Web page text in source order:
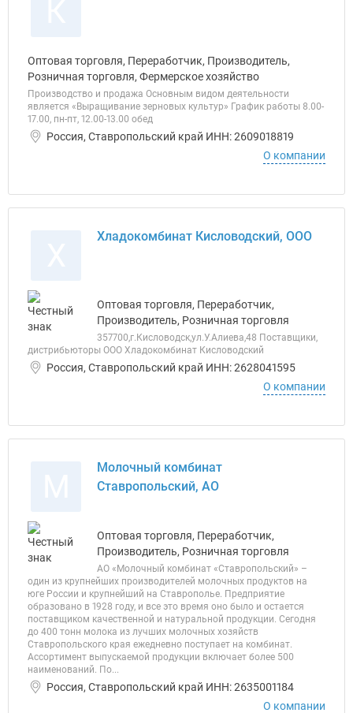
Оптовая торговля, Переработчик, Производитель,
Розничная торговля, Фермерское хозяйство
Производство и продажа Основным видом деятельности
является «Выращивание зерновых культур» График работы 8.00-
17.00, пн-пт, 12.00-13.00 обед
Россия, Ставропольский край ИНН: 2609018819
О компании
Хладокомбинат Кисловодский, ООО
Оптовая торговля, Переработчик,
Производитель, Розничная торговля
357700,г.Кисловодск,ул.У.Алиева,48 Поставщики,
дистрибьюторы ООО Хладокомбинат Кисловодский
Россия, Ставропольский край ИНН: 2628041595
О компании
Молочный комбинат
Ставропольский, АО
Оптовая торговля, Переработчик,
Производитель, Розничная торговля
АО «Молочный комбинат «Ставропольский» –
один из крупнейших производителей молочных продуктов на
юге России и крупнейший на Ставрополье. Предприятие
образовано в 1928 году, и все это время оно было и остается
поставщиком качественной и натуральной продукции. Сегодня
до 400 тонн молока из лучших молочных хозяйств
Ставропольского края ежедневно поступает на комбинат.
Ассортимент выпускаемой продукции включает более 500
наименований. По...
Россия, Ставропольский край ИНН: 2635001184
О компании